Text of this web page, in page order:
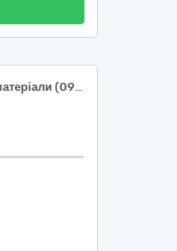
Мастильні оливи та мастильні матеріали (09210000-4: Мастильні засоби)